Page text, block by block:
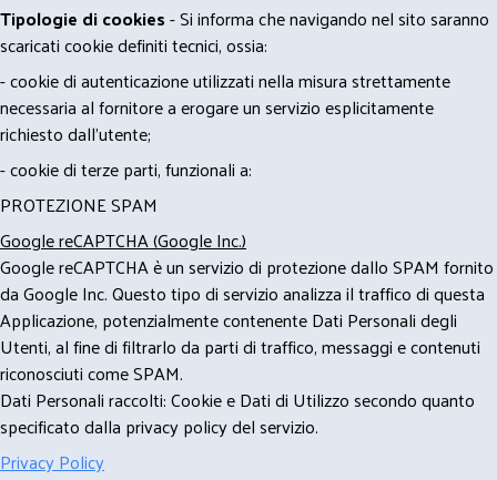
Tipologie di cookies- Si informa che navigando nel sito saranno
scaricati cookie definiti tecnici, ossia:
- cookie di autenticazione utilizzati nella misura strettamente
necessaria al fornitore a erogare un servizio esplicitamente
richiesto dall'utente;
- cookie di terze parti, funzionali a:
PROTEZIONE SPAM
Google reCAPTCHA (Google Inc.)
Google reCAPTCHA è un servizio di protezione dallo SPAM fornito
da Google Inc. Questo tipo di servizio analizza il traffico di questa
Applicazione, potenzialmente contenente Dati Personali degli
Utenti, al fine di filtrarlo da parti di traffico, messaggi e contenuti
riconosciuti come SPAM.
Dati Personali raccolti: Cookie e Dati di Utilizzo secondo quanto
specificato dalla privacy policy del servizio.
Privacy Policy